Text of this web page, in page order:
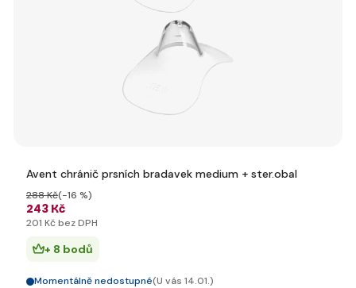
Avent chránič prsních bradavek medium + ster.obal
243 Kč
288 Kč(-16 %)
201 Kč bez DPH
+ 8 bodů
Momentálně nedostupné(U vás 14.01.)